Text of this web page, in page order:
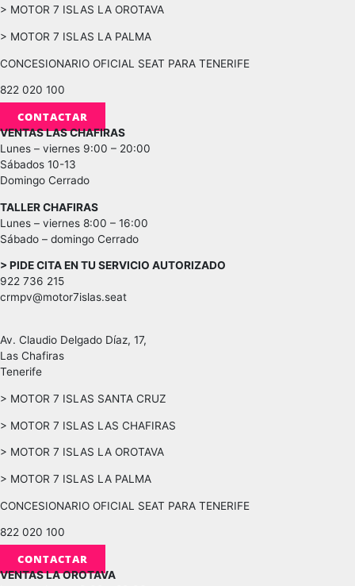
> MOTOR 7 ISLAS LA OROTAVA
> MOTOR 7 ISLAS LA PALMA
CONCESIONARIO OFICIAL SEAT PARA TENERIFE
822 020 100
CONTACTAR
VENTAS LAS CHAFIRAS
Lunes – viernes 9:00 – 20:00
Sábados 10-13
Domingo Cerrado
TALLER CHAFIRAS
Lunes – viernes 8:00 – 16:00
Sábado – domingo Cerrado
> PIDE CITA EN TU SERVICIO AUTORIZADO
922 736 215
crmpv@motor7islas.seat
Av. Claudio Delgado Díaz, 17,
Las Chafiras
Tenerife
> MOTOR 7 ISLAS SANTA CRUZ
> MOTOR 7 ISLAS LAS CHAFIRAS
> MOTOR 7 ISLAS LA OROTAVA
> MOTOR 7 ISLAS LA PALMA
CONCESIONARIO OFICIAL SEAT PARA TENERIFE
822 020 100
CONTACTAR
VENTAS LA OROTAVA